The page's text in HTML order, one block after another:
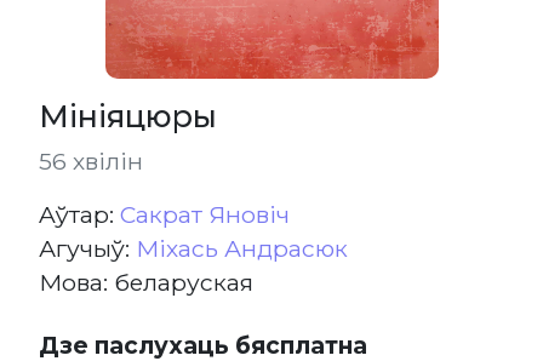
Мініяцюры
56 хвілін
Aўтар: Сакрат Яновіч
Агучыў: Міхась Андрасюк
Мова: беларуская
Дзе паслухаць бясплатна